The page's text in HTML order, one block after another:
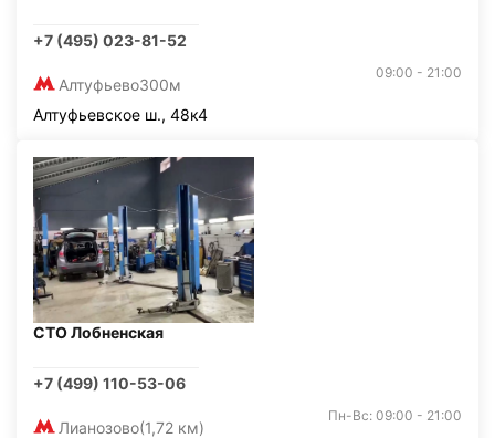
+7 (495) 023-81-52
Алтуфьево300м
09:00 - 21:00
Алтуфьевское ш., 48к4
СТО Лобненская
+7 (499) 110-53-06
Лианозово(1,72 км)
Пн-Вс: 09:00 - 21:00